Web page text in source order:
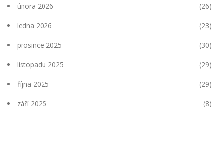
února 2026 (26)
ledna 2026 (23)
prosince 2025 (30)
listopadu 2025 (29)
října 2025 (29)
září 2025 (8)